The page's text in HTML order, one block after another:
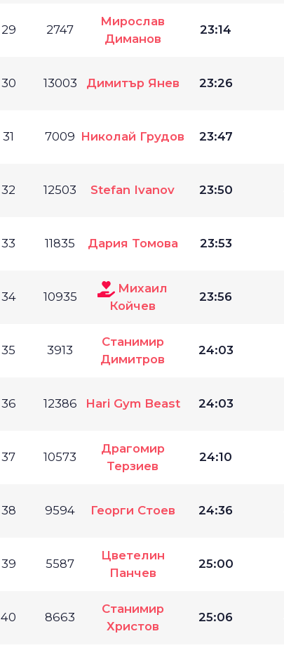
29 2747
Мирослав
Диманов
23:14
30 13003 Димитър Янев 23:26
31 7009 Николай Грудов 23:47
32 12503 Stefan Ivanov 23:50
33 11835 Дария Томова 23:53
34 10935
Михаил
Койчев
23:56
35 3913
Станимир
Димитров
24:03
36 12386 Hari Gym Beast 24:03
37 10573
Драгомир
Терзиев
24:10
38 9594 Георги Стоев 24:36
39 5587
Цветелин
Панчев
25:00
40 8663
Станимир
Христов
25:06